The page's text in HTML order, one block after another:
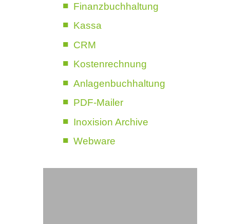
Finanzbuchhaltung
Kassa
CRM
Kostenrechnung
Anlagenbuchhaltung
PDF-Mailer
Inoxision Archive
Webware